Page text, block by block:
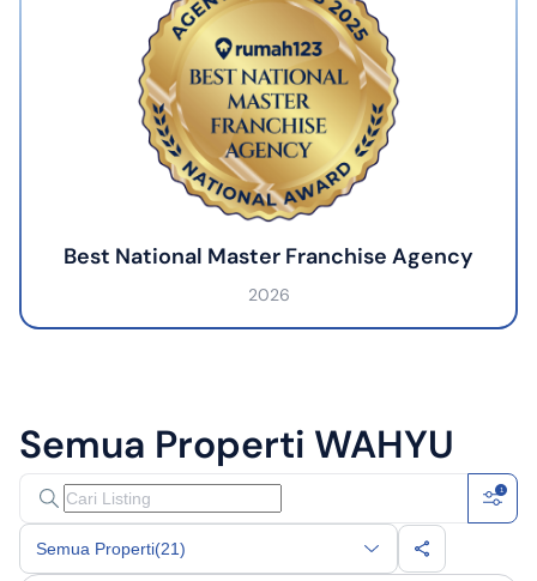
Best National Master Franchise Agency
2026
Semua Properti WAHYU
1
Semua Properti(21)